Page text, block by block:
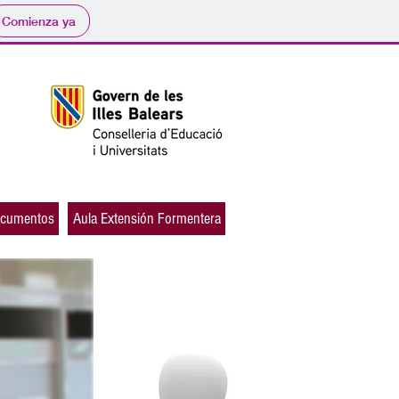
Comienza ya
Aula Extensión Formentera